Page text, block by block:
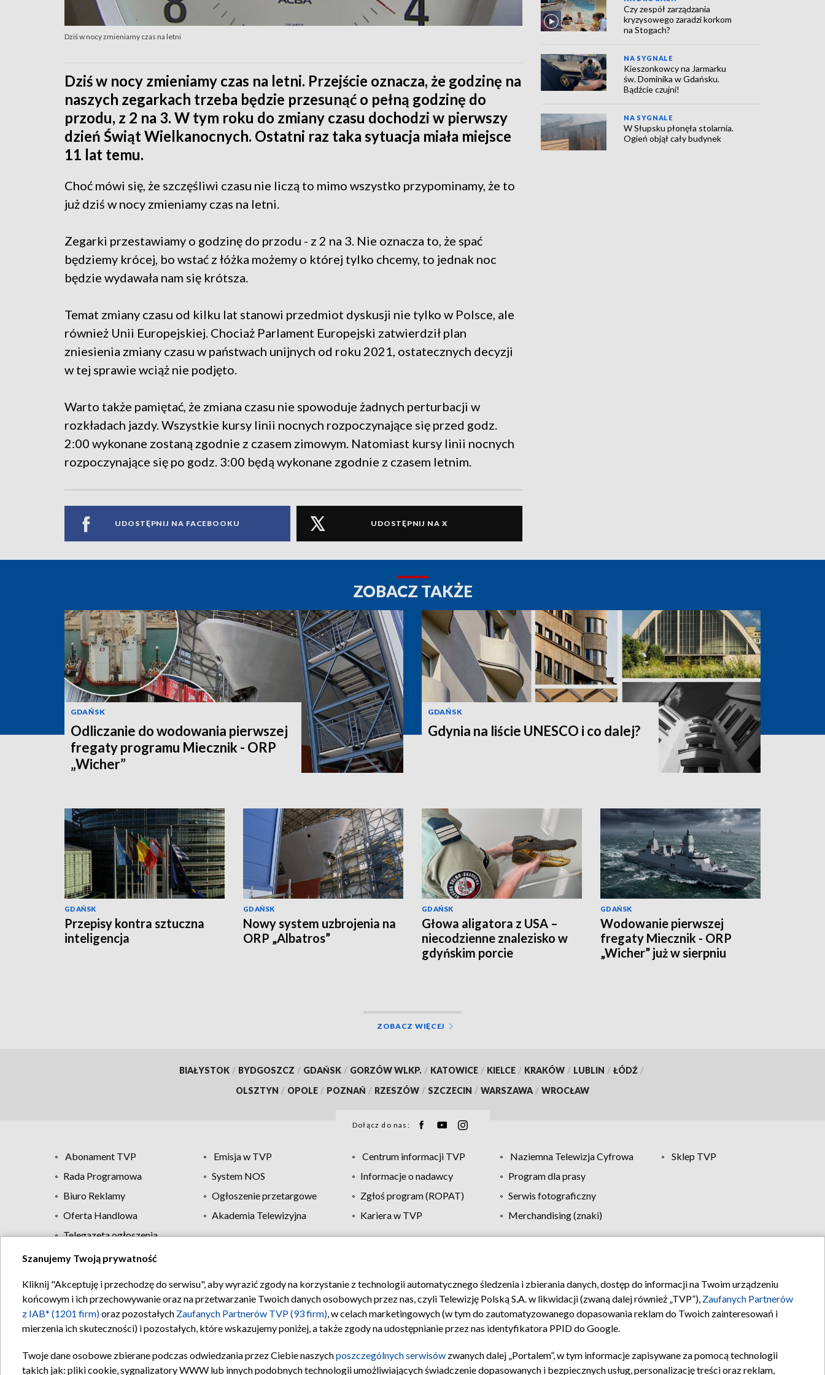
Dziś w nocy zmieniamy czas na letni
Dziś w nocy zmieniamy czas na letni. Przejście oznacza, że godzinę na
naszych zegarkach trzeba będzie przesunąć o pełną godzinę do
przodu, z 2 na 3. W tym roku do zmiany czasu dochodzi w pierwszy
dzień Świąt Wielkanocnych. Ostatni raz taka sytuacja miała miejsce
11 lat temu.
Choć mówi się, że szczęśliwi czasu nie liczą to mimo wszystko przypominamy, że to
już dziś w nocy zmieniamy czas na letni.
Zegarki przestawiamy o godzinę do przodu - z 2 na 3. Nie oznacza to, że spać
będziemy krócej, bo wstać z łóżka możemy o której tylko chcemy, to jednak noc
będzie wydawała nam się krótsza.
Temat zmiany czasu od kilku lat stanowi przedmiot dyskusji nie tylko w Polsce, ale
również Unii Europejskiej. Chociaż Parlament Europejski zatwierdził plan
zniesienia zmiany czasu w państwach unijnych od roku 2021, ostatecznych decyzji
w tej sprawie wciąż nie podjęto.
Warto także pamiętać, że zmiana czasu nie spowoduje żadnych perturbacji w
rozkładach jazdy. Wszystkie kursy linii nocnych rozpoczynające się przed godz.
2:00 wykonane zostaną zgodnie z czasem zimowym. Natomiast kursy linii nocnych
rozpoczynające się po godz. 3:00 będą wykonane zgodnie z czasem letnim.
UDOSTĘPNIJ NA FACEBOOKU UDOSTĘPNIJ NA X
Czy zespół zarządzania
kryzysowego zaradzi korkom
na Stogach?
NA SYGNALE
Kieszonkowcy na Jarmarku
św. Dominika w Gdańsku.
Bądźcie czujni!
NA SYGNALE
W Słupsku płonęła stolarnia.
Ogień objął cały budynek
ZOBACZ TAKŻE
GDAŃSK
Odliczanie do wodowania pierwszej
fregaty programu Miecznik - ORP
„Wicher”
GDAŃSK
Gdynia na liście UNESCO i co dalej?
GDAŃSK
Przepisy kontra sztuczna
inteligencja
GDAŃSK
Nowy system uzbrojenia na
ORP „Albatros”
GDAŃSK
Głowa aligatora z USA –
niecodzienne znalezisko w
gdyńskim porcie
GDAŃSK
Wodowanie pierwszej
fregaty Miecznik - ORP
„Wicher” już w sierpniu
ZOBACZ WIĘCEJ
BIAŁYSTOK / BYDGOSZCZ / GDAŃSK / GORZÓW WLKP. / KATOWICE / KIELCE / KRAKÓW / LUBLIN / ŁÓDŹ /
OLSZTYN / OPOLE / POZNAŃ / RZESZÓW / SZCZECIN / WARSZAWA / WROCŁAW
Dołącz do nas:
Abonament TVP Emisja w TVP Centrum informacji TVP Naziemna Telewizja Cyfrowa
Sklep TVP
Rada Programowa
System NOS Informacje o nadawcy
Program dla prasy
Biuro Reklamy
Ogłoszenie przetargowe Zgłoś program (ROPAT)
Serwis fotograficzny
Oferta Handlowa
Akademia Telewizyjna Kariera w TVP
Merchandising (znaki)
Telegazeta ogłoszenia
Regulamin TVP Polityka prywatności Moje zgody Pomoc Biuro reklamy Kontakt
Szanujemy Twoją prywatność
Kliknij "Akceptuję i przechodzę do serwisu", aby wyrazić zgody na korzystanie z technologii automatycznego śledzenia i zbierania danych, dostęp do informacji na Twoim urządzeniu
końcowym i ich przechowywanie oraz na przetwarzanie Twoich danych osobowych przez nas, czyli Telewizję Polską S.A. w likwidacji (zwaną dalej również „TVP”), Zaufanych Partnerów
z IAB* (1201 firm)oraz pozostałych Zaufanych Partnerów TVP (93 firm), w celach marketingowych (w tym do zautomatyzowanego dopasowania reklam do Twoich zainteresowań i
mierzenia ich skuteczności) i pozostałych, które wskazujemy poniżej, a także zgody na udostępnianie przez nas identyfikatora PPID do Google.
Twoje dane osobowe zbierane podczas odwiedzania przez Ciebie naszychposzczególnych serwisów zwanych dalej „Portalem”, w tym informacje zapisywane za pomocą technologii
takich jak: pliki cookie, sygnalizatory WWW lub innych podobnych technologii umożliwiających świadczenie dopasowanych i bezpiecznych usług, personalizację treści oraz reklam,